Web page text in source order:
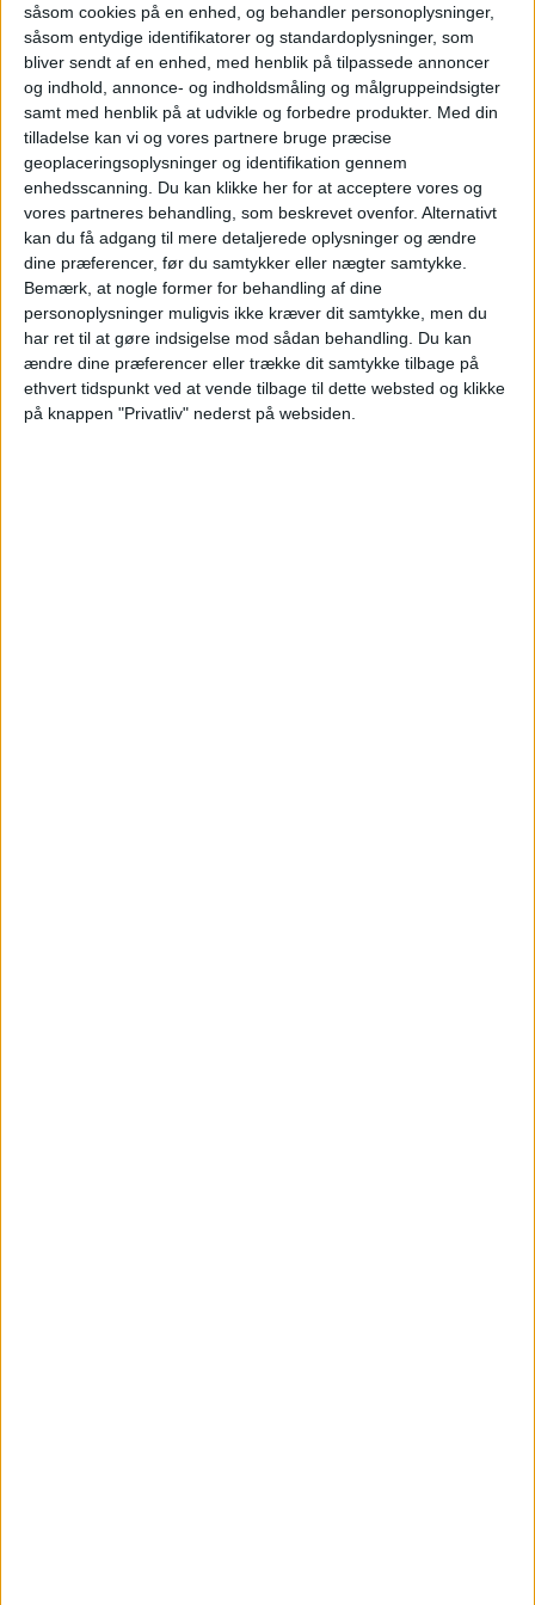
såsom cookies på en enhed, og behandler personoplysninger,
såsom entydige identifikatorer og standardoplysninger, som
bliver sendt af en enhed, med henblik på tilpassede annoncer
og indhold, annonce- og indholdsmåling og målgruppeindsigter
samt med henblik på at udvikle og forbedre produkter. Med din
tilladelse kan vi og vores partnere bruge præcise
geoplaceringsoplysninger og identifikation gennem
enhedsscanning. Du kan klikke her for at acceptere vores og
vores partneres behandling, som beskrevet ovenfor. Alternativt
kan du få adgang til mere detaljerede oplysninger og ændre
dine præferencer, før du samtykker eller nægter samtykke.
Bemærk, at nogle former for behandling af dine
personoplysninger muligvis ikke kræver dit samtykke, men du
har ret til at gøre indsigelse mod sådan behandling.
Du kan
ændre dine præferencer eller trække dit samtykke tilbage på
ethvert tidspunkt ved at vende tilbage til dette websted og klikke
på knappen "Privatliv" nederst på websiden.
SAS falder i den samlede rangering
SAS ender på en 12. plads blandt de 20
undersøgte selskaber med en score på 2,35
stjerner. Det er et fald fra 9. pladsen i sidste
års indeks, som sender det skandinaviske
flyselskab ned i den dårligste halvdel af
ranglisten.
I bunden af ranglisten finder man irske Aer
Lingus (1,79 stjerner), spanske Air Europa